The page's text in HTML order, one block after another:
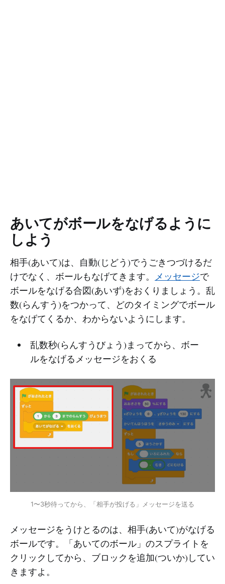
あいてがボールをなげるように
しよう
相手(あいて)は、自動(じどう)でうごきつづけるだ
けでなく、ボールもなげてきます。
メッセージで
ボールをなげる合図(あいず)をおくりましょう。乱
数(らんすう)をつかって、どのタイミングでボール
をなげてくるか、わからないようにします。
乱数秒(らんすうびょう)まってから、ボー
ルをなげるメッセージをおくる
1〜3秒待ってから、「相手が投げる」メッセージを送る
メッセージをうけとるのは、相手(あいて)がなげる
ボールです。「あいてのボール」のスプライトを
クリックしてから、ブロックを追加(ついか)してい
きますよ。